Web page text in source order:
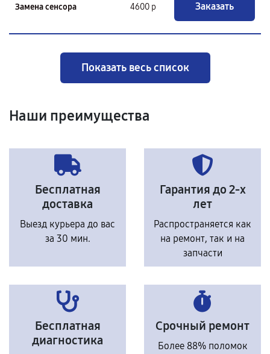
Замена сенсора 4600 р Заказать
Показать весь список
Наши преимущества
Бесплатная
доставка
Выезд курьера до вас
за 30 мин.
Гарантия до 2-х
лет
Распространяется как
на ремонт, так и на
запчасти
Бесплатная
диагностика
Срочный ремонт
Более 88% поломок